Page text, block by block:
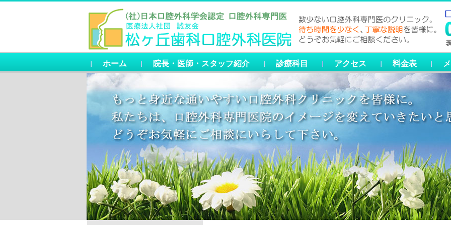
ホーム 院長・医師・スタッフ紹介 診療科目 アクセス 料金表